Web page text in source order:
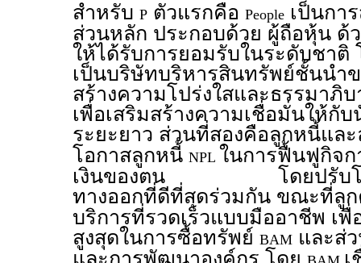
สำหรับ P ตัวแรกคือ People เป็นกา
ส่วนหลัก ประกอบด้วย ผู้ถือหุ้น ด้
ให้ได้รับการยอมรับในระดับชาติ
เป็นบริษัทบริหารสินทรัพย์ชั้นนำ
สร้างความโปร่งใสและธรรมาภิ
เพื่อเสริมสร้างความเชื่อมั่นให้กั
ระยะยาว ส่วนที่สองคือลูกหนี้แล
โอกาสลูกหนี้ NPL ในการฟื้นฟูกิจก
เงินของตน โดยปรับโคร
ทางออกที่ดีที่สุดร่วมกัน ขณะที่ลู
บริการที่รวดเร็วแบบมืออาชีพ เพื่
สูงสุดในการซื้อทรัพย์ BAM และส่
และการพัฒนาองค์กร โดย